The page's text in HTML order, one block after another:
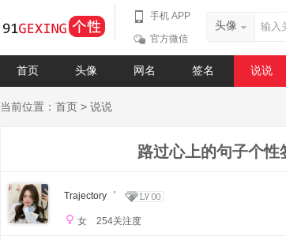
手机 APP
官方微信
头像
首页 头像 网名 签名 说说
当前位置： 首页 > 说说
路过心上的句子个性
Trajectory゜
女 254关注度